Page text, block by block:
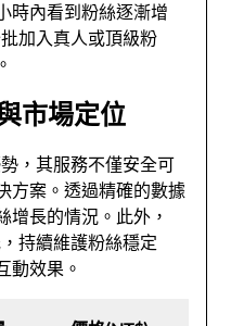
時內看到粉絲逐漸增
加入真人或頂級粉
市場定位
，其服務不僅安全可
方案。透過精確的數據
增長的情況。此外，
持續維護粉絲穩定
動效果。